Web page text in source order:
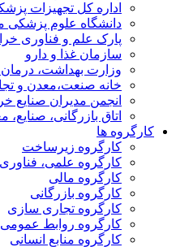
اداره کل تجهیزات
دانشگاه علوم پزشکی
پارک علم و فناوری
سازمان غذا و دارو
وزارت بهداشت،
خانه صنعت،معدن و
انجمن مدیران صنایع
اتاق بازرگانی،
کارگروه ها
کارگروه زیرساخت
کارگروه علمی،
کارگروه مالی
کارگروه بازرگانی
کارگروه تجاری سازی
کارگروه روابط عمومی
کارگروه منابع انسانی